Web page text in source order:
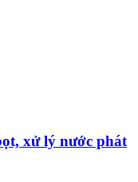
xử lý nước phát